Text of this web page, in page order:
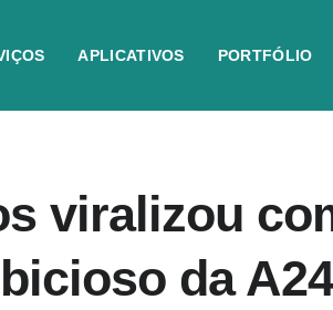
APLICATIVOS PORTFÓLIO
viralizou
da A24